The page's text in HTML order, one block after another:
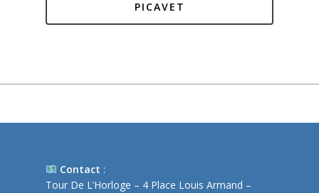
PICAVET
Contact :
Tour De L’Horloge – 4 Place Louis Armand –